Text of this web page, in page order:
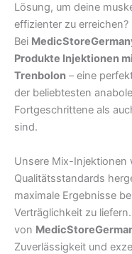
Lösung, um deine
effizienter zu
Bei
Produkte Injektionen
Trenbolon – eine
der beliebtesten
Fortgeschrittene als
sind.
Unsere Mix-Injektionen
Qualitätsstandards
maximale Ergebnisse
Verträglichkeit zu
von
Zuverlässigkeit und